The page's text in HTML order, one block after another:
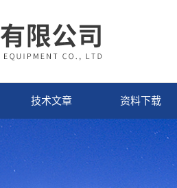
技术文章 资料下载